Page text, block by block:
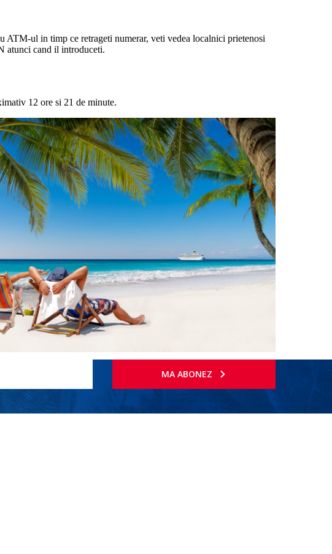
ATM-ul in timp ce retrageti numerar, veti vedea localnici prietenosi
atunci cand il introduceti.
12 ore si 21 de minute.
MA ABONEZ